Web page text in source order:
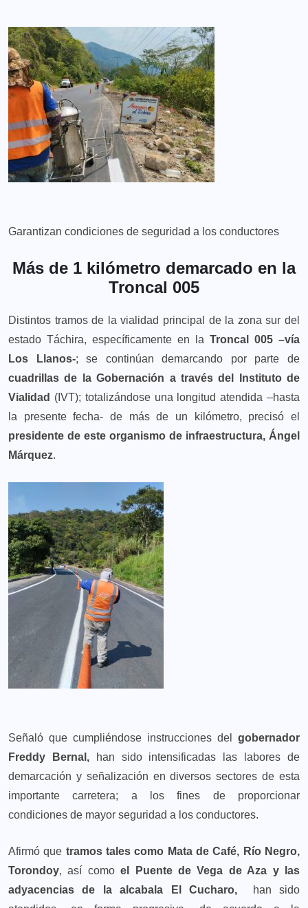
Garantizan condiciones de seguridad a los conductores
Más de 1 kilómetro demarcado en la
Troncal 005
Distintos tramos de la vialidad principal de la zona sur del
estado Táchira, específicamente en la Troncal 005 –vía
Los Llanos-; se continúan demarcando por parte de
cuadrillas de la Gobernación a través del Instituto de
Vialidad (IVT); totalizándose una longitud atendida –hasta
la presente fecha- de más de un kilómetro, precisó el
presidente de este organismo de infraestructura, Ángel
Márquez.
Señaló que cumpliéndose instrucciones del gobernador
Freddy Bernal,han sido intensificadas las labores de
demarcación y señalización en diversos sectores de esta
importante carretera; a los fines de proporcionar
condiciones de mayor seguridad a los conductores.
Afirmó que tramos tales como Mata de Café, Río Negro,
Torondoy, así comoel Puente de Vega de Aza y las
adyacencias de la alcabala El Cucharo,han sido